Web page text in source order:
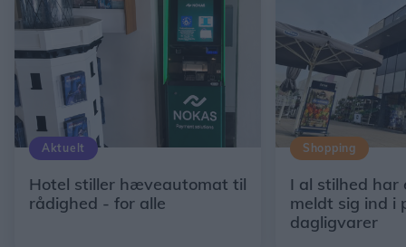
Aktuelt
Hotel stiller hæveautomat til
rådighed - for alle
Shopping
I al stilhed har
meldt sig ind i
dagligvarer